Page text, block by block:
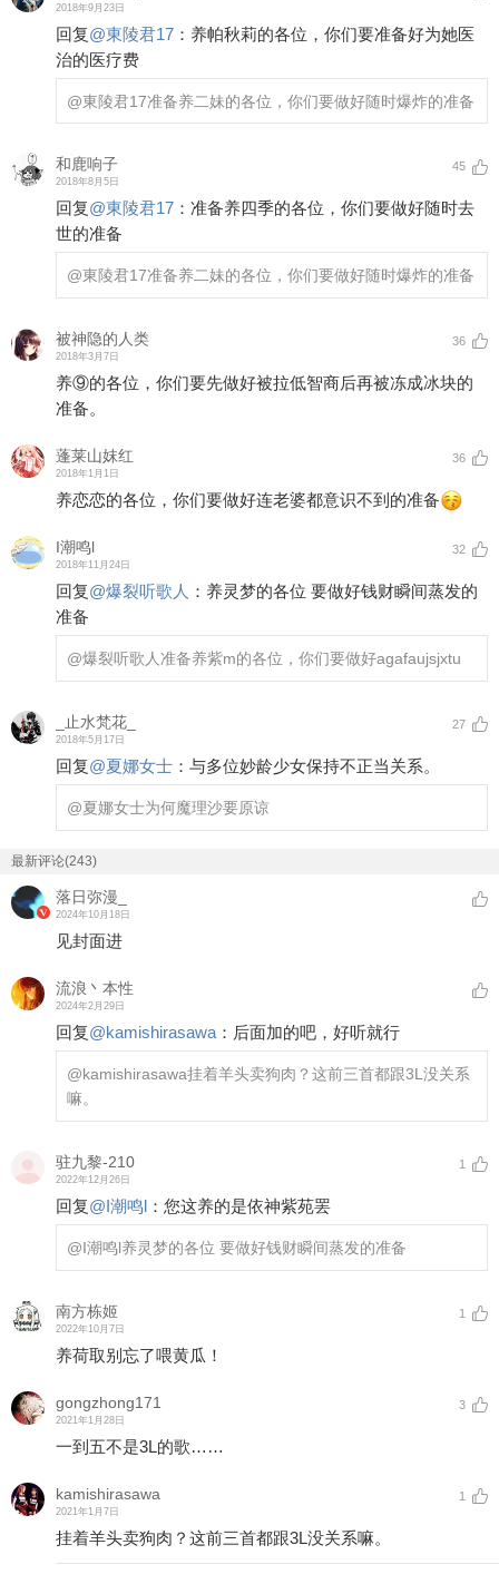
2018年9月23日
回复@東陵君17 ： 养帕秋莉的各位，你们要准备好为她医
治的医疗费
@東陵君17准备养二妹的各位，你们要做好随时爆炸的准备
和鹿响子
2018年8月5日
45
回复@東陵君17 ： 准备养四季的各位，你们要做好随时去
世的准备
@東陵君17准备养二妹的各位，你们要做好随时爆炸的准备
被神隐的人类
2018年3月7日
36
养⑨的各位，你们要先做好被拉低智商后再被冻成冰块的
准备。
蓬莱山妺红
2018年1月1日
36
养恋恋的各位，你们要做好连老婆都意识不到的准备
I潮鸣l
2018年11月24日
32
回复@爆裂听歌人 ： 养灵梦的各位 要做好钱财瞬间蒸发的
准备
@爆裂听歌人准备养紫m的各位，你们要做好agafaujsjxtu
_止水梵花_
2018年5月17日
27
回复@夏娜女士 ： 与多位妙龄少女保持不正当关系。
@夏娜女士为何魔理沙要原谅
最新评论(243)
落日弥漫_
2024年10月18日
见封面进
流浪丶本性
2024年2月29日
回复@kamishirasawa ： 后面加的吧，好听就行
@kamishirasawa挂着羊头卖狗肉？这前三首都跟3L没关系
嘛。
驻九黎-210
2022年12月26日
1
回复@I潮鸣l ： 您这养的是依神紫苑罢
@I潮鸣l养灵梦的各位 要做好钱财瞬间蒸发的准备
南方栋姬
2022年10月7日
1
养荷取别忘了喂黄瓜！
gongzhong171
2021年1月28日
3
一到五不是3L的歌……
kamishirasawa
2021年1月7日
1
挂着羊头卖狗肉？这前三首都跟3L没关系嘛。